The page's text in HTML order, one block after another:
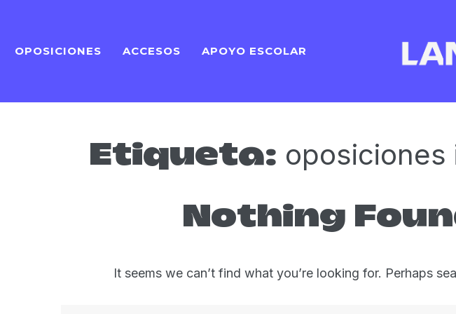
OPOSICIONES ACCESOS APOYO ESCOLAR
Etiqueta: oposiciones
Nothing
It seems we can’t find what you’re looking for. Perhaps